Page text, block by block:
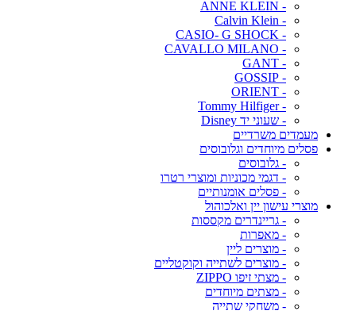
- ANNE KLEIN
- Calvin Klein
- CASIO- G SHOCK
- CAVALLO MILANO
- GANT
- GOSSIP
- ORIENT
- Tommy Hilfiger
- שעוני יד Disney
מעמדים משרדיים
פסלים מיוחדים וגלובוסים
- גלובוסים
- דגמי מכוניות ומוצרי רטרו
- פסלים אומנותיים
מוצרי עישון יין ואלכוהול
- גריינדרים מקססות
- מאפרות
- מוצרים ליין
- מוצרים לשתייה וקוקטליים
- מצתי זיפו ZIPPO
- מצתים מיוחדים
- משחקי שתייה